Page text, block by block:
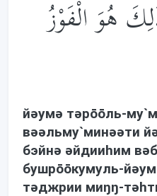
هُوَ الْفَوْزُ
йəумə тəрōōль-
вəəльму`минəəти
бэйнə əйдииhим
бушрōōкумуль-
тəджрии миŋŋ-